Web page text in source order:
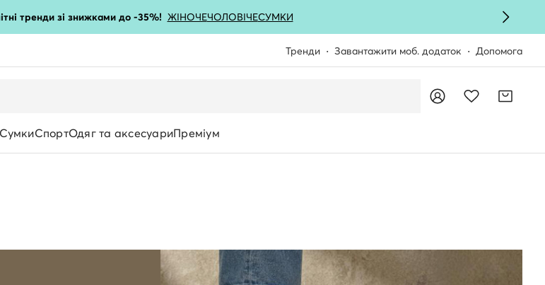
тренди зі знижками до -35%! ЖІНОЧЕЧОЛОВІЧЕСУМКИ
Тренди Завантажити моб. додаток Допомога
СумкиСпортОдяг та аксесуариПреміум